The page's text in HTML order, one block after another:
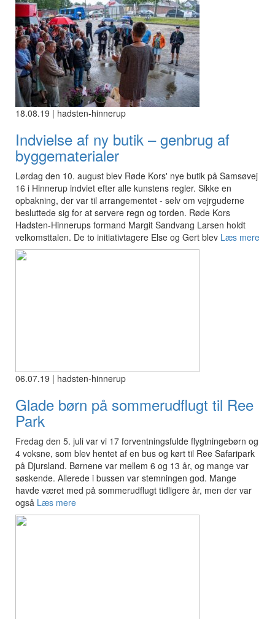
18.08.19 | hadsten-hinnerup
Indvielse af ny butik – genbrug af
byggematerialer
Lørdag den 10. august blev Røde Kors' nye butik på Samsøvej
16 i Hinnerup indviet efter alle kunstens regler. Sikke en
opbakning, der var til arrangementet - selv om vejrguderne
besluttede sig for at servere regn og torden. Røde Kors
Hadsten-Hinnerups formand Margit Sandvang Larsen holdt
velkomsttalen. De to initiativtagere Else og Gert blev Læs mere
06.07.19 | hadsten-hinnerup
Glade børn på sommerudflugt til Ree
Park
Fredag den 5. juli var vi 17 forventningsfulde flygtningebørn og
4 voksne, som blev hentet af en bus og kørt til Ree Safaripark
på Djursland. Børnene var mellem 6 og 13 år, og mange var
søskende. Allerede i bussen var stemningen god. Mange
havde været med på sommerudflugt tidligere år, men der var
også Læs mere